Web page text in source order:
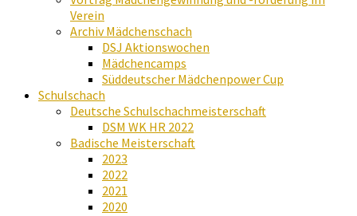
Verein
Archiv Mädchenschach
DSJ Aktionswochen
Mädchencamps
Süddeutscher Mädchenpower Cup
Schulschach
Deutsche Schulschachmeisterschaft
DSM WK HR 2022
Badische Meisterschaft
2023
2022
2021
2020